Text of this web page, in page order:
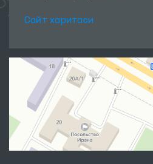
Сайт харитаси